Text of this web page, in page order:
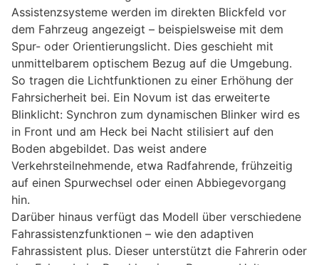
Assistenzsysteme werden im direkten Blickfeld vor
dem Fahrzeug angezeigt – beispielsweise mit dem
Spur- oder Orientierungslicht. Dies geschieht mit
unmittelbarem optischem Bezug auf die Umgebung.
So tragen die Lichtfunktionen zu einer Erhöhung der
Fahrsicherheit bei. Ein Novum ist das erweiterte
Blinklicht: Synchron zum dynamischen Blinker wird es
in Front und am Heck bei Nacht stilisiert auf den
Boden abgebildet. Das weist andere
Verkehrsteilnehmende, etwa Radfahrende, frühzeitig
auf einen Spurwechsel oder einen Abbiegevorgang
hin.
Darüber hinaus verfügt das Modell über verschiedene
Fahrassistenzfunktionen – wie den adaptiven
Fahrassistent plus. Dieser unterstützt die Fahrerin oder